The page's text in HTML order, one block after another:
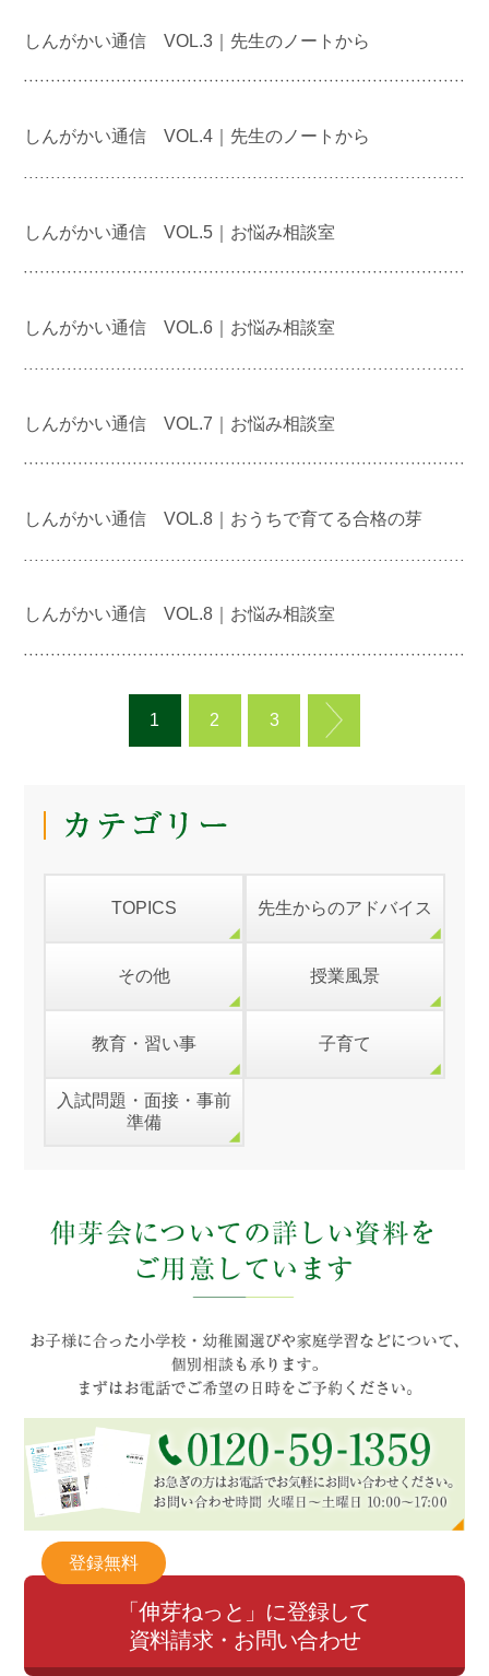
しんがかい通信 VOL.3｜先生のノートから
しんがかい通信 VOL.4｜先生のノートから
しんがかい通信 VOL.5｜お悩み相談室
しんがかい通信 VOL.6｜お悩み相談室
しんがかい通信 VOL.7｜お悩み相談室
しんがかい通信 VOL.8｜おうちで育てる合格の芽
しんがかい通信 VOL.8｜お悩み相談室
1 2 3
TOPICS 先生からのアドバイス
その他 授業風景
教育・習い事 子育て
入試問題・面接・事前
準備
登録無料
「伸芽ねっと」に登録して
資料請求・お問い合わせ